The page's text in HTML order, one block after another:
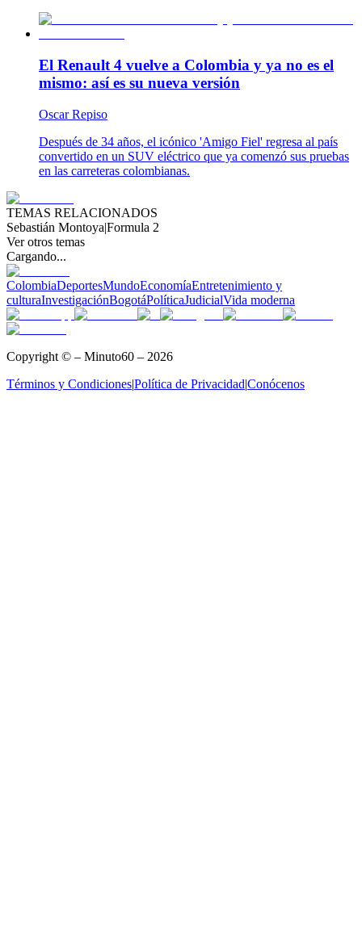
El Renault 4 vuelve a Colombia y ya no es el
mismo: así es su nueva versión
Oscar Repiso
Después de 34 años, el icónico 'Amigo Fiel' regresa al país
convertido en un SUV eléctrico que ya comenzó sus pruebas
en las carreteras colombianas.
TEMAS RELACIONADOS
Sebastián Montoya|Formula 2
Ver otros temas
Cargando...
ColombiaDeportesMundoEconomíaEntretenimiento y
culturaInvestigaciónBogotáPolíticaJudicialVida moderna
Copyright © – Minuto60 – 2026
Términos y Condiciones|Política de Privacidad|Conócenos